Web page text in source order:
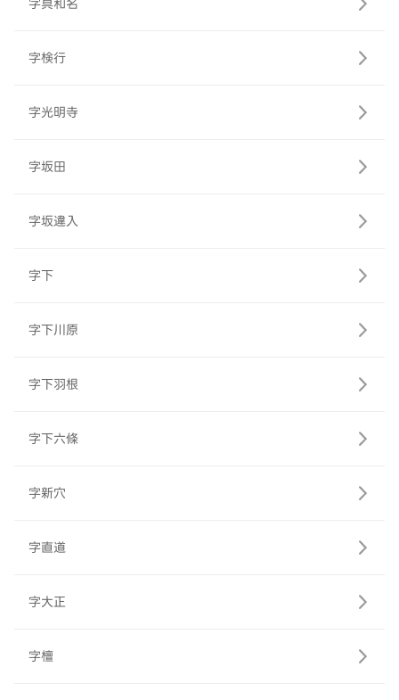
字検行
字光明寺
字坂田
字坂違入
字下
字下川原
字下羽根
字下六條
字新穴
字直道
字大正
字檀